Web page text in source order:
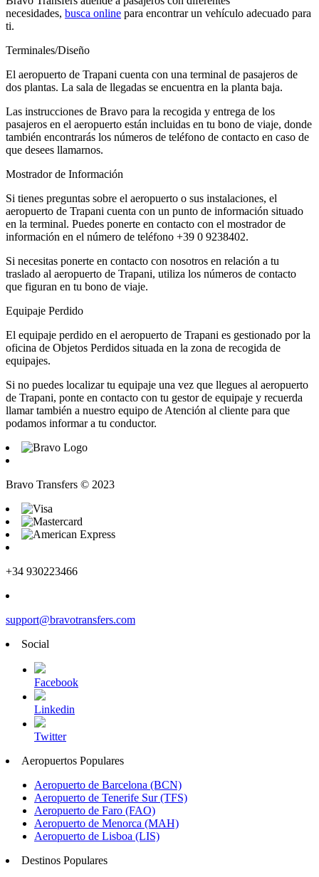
necesidades, busca online para encontrar un vehículo adecuado para
ti.
Terminales/Diseño
El aeropuerto de Trapani cuenta con una terminal de pasajeros de
dos plantas. La sala de llegadas se encuentra en la planta baja.
Las instrucciones de Bravo para la recogida y entrega de los
pasajeros en el aeropuerto están incluidas en tu bono de viaje, donde
también encontrarás los números de teléfono de contacto en caso de
que desees llamarnos.
Mostrador de Información
Si tienes preguntas sobre el aeropuerto o sus instalaciones, el
aeropuerto de Trapani cuenta con un punto de información situado
en la terminal. Puedes ponerte en contacto con el mostrador de
información en el número de teléfono +39 0 9238402.
Si necesitas ponerte en contacto con nosotros en relación a tu
traslado al aeropuerto de Trapani, utiliza los números de contacto
que figuran en tu bono de viaje.
Equipaje Perdido
El equipaje perdido en el aeropuerto de Trapani es gestionado por la
oficina de Objetos Perdidos situada en la zona de recogida de
equipajes.
Si no puedes localizar tu equipaje una vez que llegues al aeropuerto
de Trapani, ponte en contacto con tu gestor de equipaje y recuerda
llamar también a nuestro equipo de Atención al cliente para que
podamos informar a tu conductor.
Bravo Transfers © 2023
+34 930223466
support@bravotransfers.com
Social
Facebook
Linkedin
Twitter
Aeropuertos Populares
Aeropuerto de Barcelona (BCN)
Aeropuerto de Tenerife Sur (TFS)
Aeropuerto de Faro (FAO)
Aeropuerto de Menorca (MAH)
Aeropuerto de Lisboa (LIS)
Destinos Populares